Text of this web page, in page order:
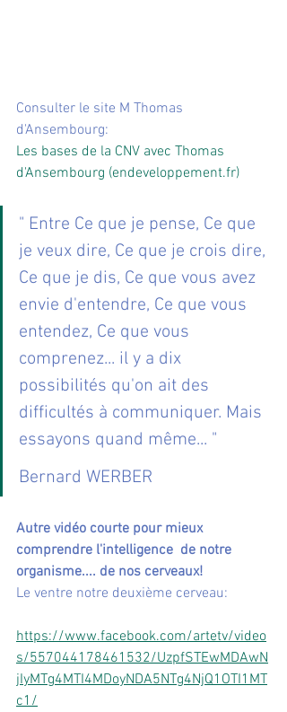
Consulter le site M Thomas
d'Ansembourg:
Les bases de la CNV avec Thomas
d'Ansembourg (endeveloppement.fr)
" Entre Ce que je pense, Ce que
je veux dire, Ce que je crois dire,
Ce que je dis, Ce que vous avez
envie d'entendre, Ce que vous
entendez, Ce que vous
comprenez... il y a dix
possibilités qu'on ait des
difficultés à communiquer. Mais
essayons quand même... "
Bernard WERBER
Autre vidéo courte pour mieux
comprendre l'intelligence  de notre
organisme.... de nos cerveaux!
Le ventre notre deuxième cerveau:
https://www.facebook.com/artetv/video
s/557044178461532/UzpfSTEwMDAwN
jIyMTg4MTI4MDoyNDA5NTg4NjQ1OTI1MT
c1/